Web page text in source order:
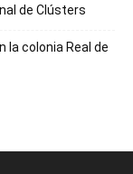
de Clústers
la colonia Real de